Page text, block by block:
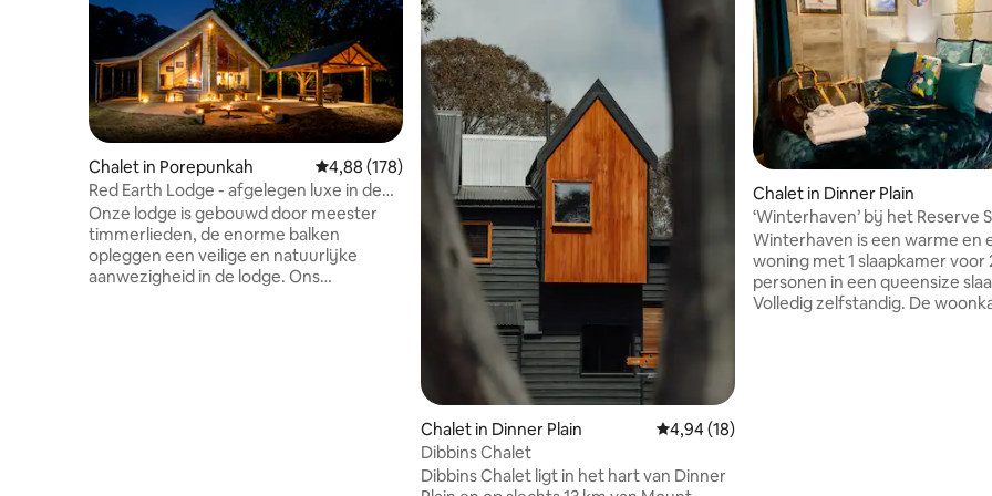
Chalet in Porepunkah Gemiddelde beoordeling van 4,88 op 5, 178 recensies
4,88 (178)
Red Earth Lodge - afgelegen luxe in de
Alpen
Onze lodge is gebouwd door meester
timmerlieden, de enorme balken
opleggen een veilige en natuurlijke
aanwezigheid in de lodge. Ons
Chalet in Dinner Plain Gemiddelde beoordeling van 4,94 op 5, 18
4,94 (18)
Dibbins Chalet
Dibbins Chalet ligt in het hart van Dinner
Chalet in Dinner Plain
‘Winterhaven’ bij het Reserve
Winterhaven is een warme en
woning met 1 slaapkamer voor
personen in een queensize
Volledig zelfstandig. De